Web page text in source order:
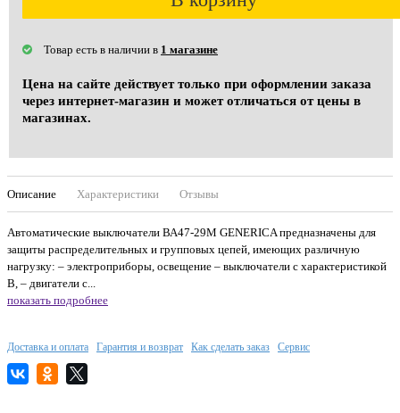
Товар есть в наличии в 1 магазине
Цена на сайте действует только при оформлении заказа
через интернет-магазин и может отличаться от цены в
магазинах.
Описание Характеристики Отзывы
Автоматические выключатели ВА47-29M GENERICA предназначены для
защиты распределительных и групповых цепей, имеющих различную
нагрузку: – электроприборы, освещение – выключатели с характеристикой
В, – двигатели с...
показать подробнее
Доставка и оплата Гарантия и возврат Как сделать заказ Сервис